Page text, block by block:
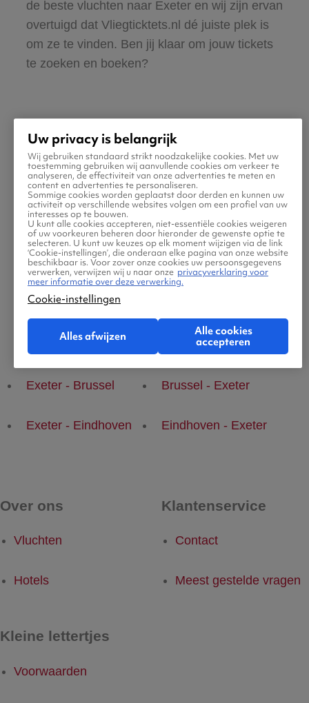
de beste vluchten naar Exeter en wij zijn ervan
overtuigd dat Vliegticktets.nl dé juiste plek is
om ze te vinden. Ben jij klaar om jouw tickets
te zoeken en boeken?
Praktische informatie voor
je vlucht naar Exeter
Populaire vluchten
Exeter - Brussel Brussel - Exeter
Exeter - Eindhoven Eindhoven - Exeter
Over ons
Vluchten
Hotels
Klantenservice
Contact
Meest gestelde vragen
Kleine lettertjes
Voorwaarden
Uw privacy is belangrijk
Wij gebruiken standaard strikt noodzakelijke cookies. Met uw
toestemming gebruiken wij aanvullende cookies om verkeer te
analyseren, de effectiviteit van onze advertenties te meten en
content en advertenties te personaliseren.
Sommige cookies worden geplaatst door derden en kunnen uw
activiteit op verschillende websites volgen om een profiel van uw
interesses op te bouwen.
U kunt alle cookies accepteren, niet-essentiële cookies weigeren
of uw voorkeuren beheren door hieronder de gewenste optie te
selecteren. U kunt uw keuzes op elk moment wijzigen via de link
‘Cookie-instellingen’, die onderaan elke pagina van onze website
beschikbaar is. Voor zover onze cookies uw persoonsgegevens
verwerken, verwijzen wij u naar onze privacyverklaring voor
meer informatie over deze verwerking.
Cookie-instellingen
Alles afwijzen
Alle cookies
accepteren